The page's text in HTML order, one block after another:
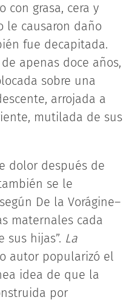
con grasa, cera y
le causaron daño
fue decapitada.
apenas doce años,
sobre una
arrojada a
mutilada de sus
dolor después de
se le
De la Vorágine–
maternales cada
hijas”. La
autor popularizó el
idea de que la
por